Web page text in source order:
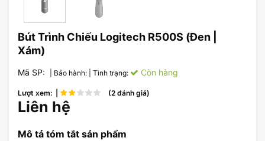
Bút Trình Chiếu Logitech R500S (Đen |
Xám)
Mã SP: | Bảo hành: | Tình trạng: Còn hàng
Lượt xem: | (2 đánh giá)
Liên hệ
Mô tả tóm tắt sản phẩm